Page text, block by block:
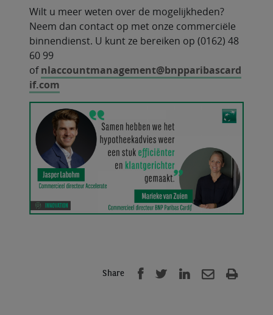
Wilt u meer weten over de mogelijkheden?
Neem dan contact op met onze commerciële
binnendienst. U kunt ze bereiken op (0162) 48
60 99
ofnlaccountmanagement@bnpparibascard
if.com
Share